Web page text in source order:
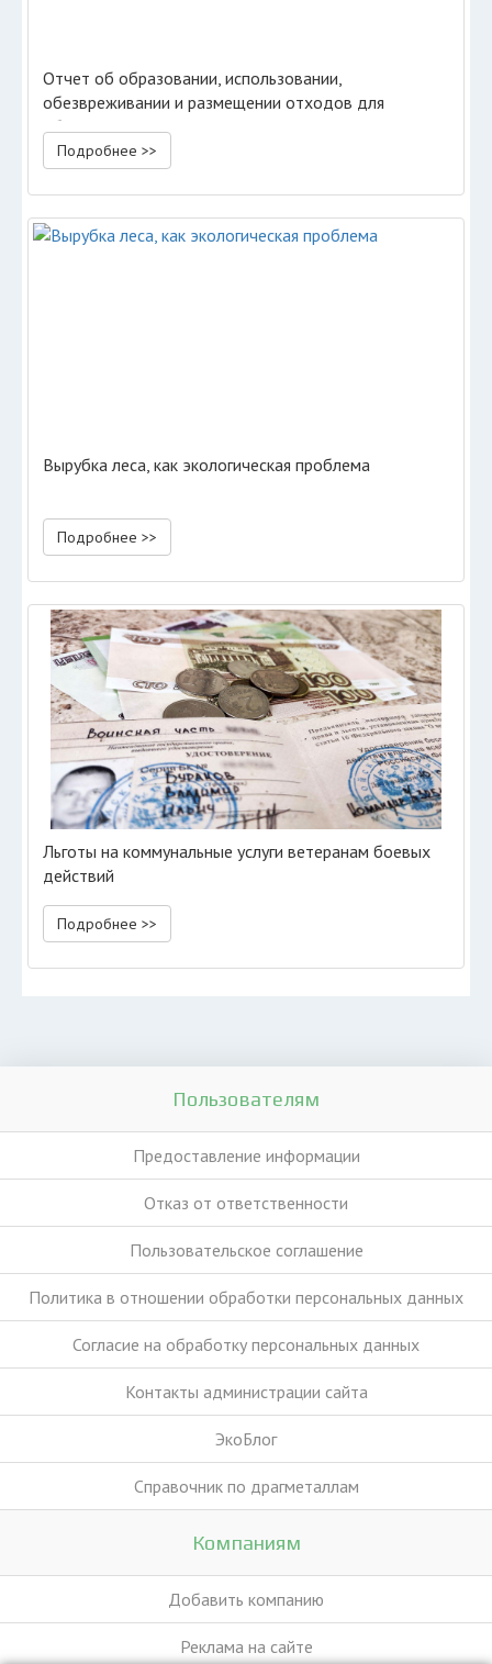
Отчет об образовании, использовании,
обезвреживании и размещении отходов для
объектов 3 категории НВОС
Подробнее >>
Вырубка леса, как экологическая проблема
Подробнее >>
Льготы на коммунальные услуги ветеранам боевых
действий
Подробнее >>
Пользователям
Предоставление информации
Отказ от ответственности
Пользовательское соглашение
Политика в отношении обработки персональных данных
Согласие на обработку персональных данных
Контакты администрации сайта
ЭкоБлог
Справочник по драгметаллам
Компаниям
Добавить компанию
Реклама на сайте